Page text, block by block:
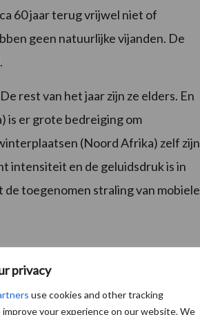
privacy
use cookies and other tracking
your experience on our website. We
60 jaar terug vrijwel niet of
geen natuurlijke vijanden. De
rest van het jaar zijn ze elders. En
is er grote bedreiging om
(Noord Afrika) zelf zijn
intensiteit en de geluidsdruk is in
toegenomen straling van mobiele
Dat is circa 80% toename in 50